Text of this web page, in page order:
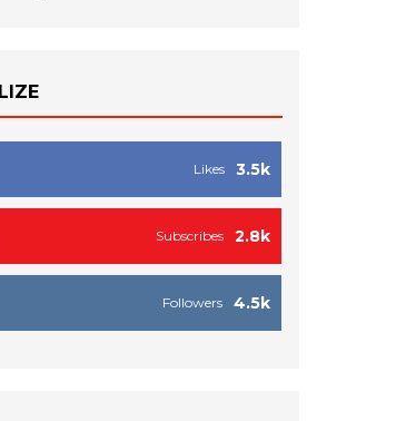
3.5k
Likes
2.8k
Subscribes
4.5k
Followers